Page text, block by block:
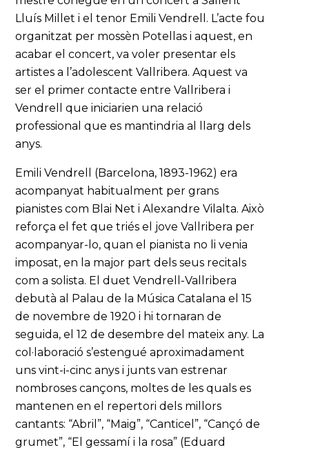
Lluís Millet i el tenor Emili Vendrell. L’acte fou
organitzat per mossèn Potellas i aquest, en
acabar el concert, va voler presentar els
artistes a l’adolescent Vallribera. Aquest va
ser el primer contacte entre Vallribera i
Vendrell que iniciarien una relació
professional que es mantindria al llarg dels
anys.
Emili Vendrell (Barcelona, 1893-1962) era
acompanyat habitualment per grans
pianistes com Blai Net i Alexandre Vilalta. Això
reforça el fet que triés el jove Vallribera per
acompanyar-lo, quan el pianista no li venia
imposat, en la major part dels seus recitals
com a solista. El duet Vendrell-Vallribera
debutà al Palau de la Música Catalana el 15
de novembre de 1920 i hi tornaran de
seguida, el 12 de desembre del mateix any. La
col·laboració s’estengué aproximadament
uns vint-i-cinc anys i junts van estrenar
nombroses cançons, moltes de les quals es
mantenen en el repertori dels millors
cantants: “Abril”, “Maig”, “Canticel”, “Cançó de
grumet”, “El gessamí i la rosa” (Eduard